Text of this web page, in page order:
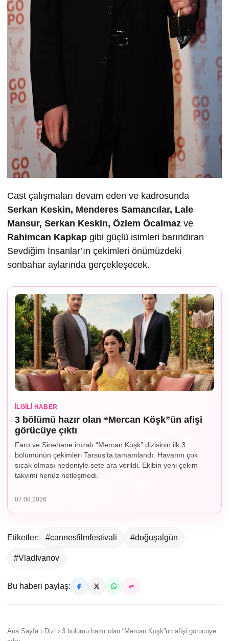
Cast çalışmaları devam eden ve kadrosunda
Serkan Keskin, Menderes Samancılar, Lale
Mansur, Serkan Keskin, Özlem Öcalmaz ve
Rahimcan Kapkap gibi güçlü isimleri barındıran
Sevdiğim İnsanlar’ın çekimleri önümüzdeki
sonbahar aylarında gerçekleşecek.
İLGILI HABER
3 bölümü hazır olan “Mercan Köşk”ün afişi
görücüye çıktı
Faro ve Sinehane imzalı “Mercan Köşk” dizisinin ilk 3
bölümünün çekimleri Tarsus’ta tamamlandı. Havanın çok
sıcak olması nedeniyle sete ara verildi. Ekibin yeni çekim
takvimi henüz netleşmedi.
07.08.2026
Etiketler: #cannesfilmfestivali #doğuşalgün
#VladIvanov
Bu haberi paylaş:
Ana Sayfa › Dizi › 3 bölümü hazır olan “Mercan Köşk”ün afişi görücüye